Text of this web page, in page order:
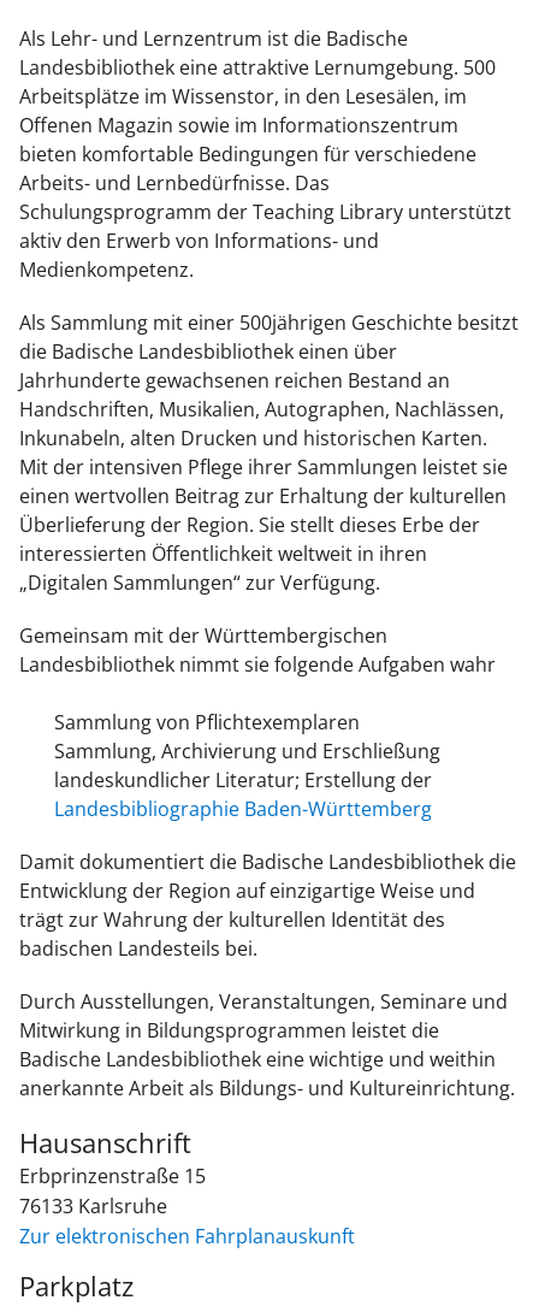
Als Lehr- und Lernzentrum ist die Badische
Landesbibliothek eine attraktive Lernumgebung. 500
Arbeitsplätze im Wissenstor, in den Lesesälen, im
Offenen Magazin sowie im Informationszentrum
bieten komfortable Bedingungen für verschiedene
Arbeits- und Lernbedürfnisse. Das
Schulungsprogramm der Teaching Library unterstützt
aktiv den Erwerb von Informations- und
Medienkompetenz.
Als Sammlung mit einer 500jährigen Geschichte besitzt
die Badische Landesbibliothek einen über
Jahrhunderte gewachsenen reichen Bestand an
Handschriften, Musikalien, Autographen, Nachlässen,
Inkunabeln, alten Drucken und historischen Karten.
Mit der intensiven Pflege ihrer Sammlungen leistet sie
einen wertvollen Beitrag zur Erhaltung der kulturellen
Überlieferung der Region. Sie stellt dieses Erbe der
interessierten Öffentlichkeit weltweit in ihren
„Digitalen Sammlungen“ zur Verfügung.
Gemeinsam mit der Württembergischen
Landesbibliothek nimmt sie folgende Aufgaben wahr
Sammlung von Pflichtexemplaren
Sammlung, Archivierung und Erschließung
landeskundlicher Literatur; Erstellung der
Landesbibliographie Baden-Württemberg
Damit dokumentiert die Badische Landesbibliothek die
Entwicklung der Region auf einzigartige Weise und
trägt zur Wahrung der kulturellen Identität des
badischen Landesteils bei.
Durch Ausstellungen, Veranstaltungen, Seminare und
Mitwirkung in Bildungsprogrammen leistet die
Badische Landesbibliothek eine wichtige und weithin
anerkannte Arbeit als Bildungs- und Kultureinrichtung.
Hausanschrift
Erbprinzenstraße 15
76133 Karlsruhe
Zur elektronischen Fahrplanauskunft
Parkplatz